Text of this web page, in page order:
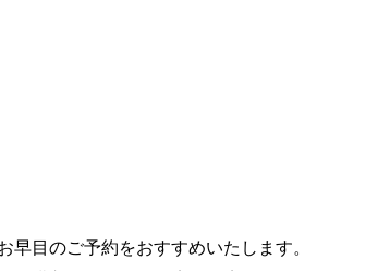
目のご予約をおすすめいたします。